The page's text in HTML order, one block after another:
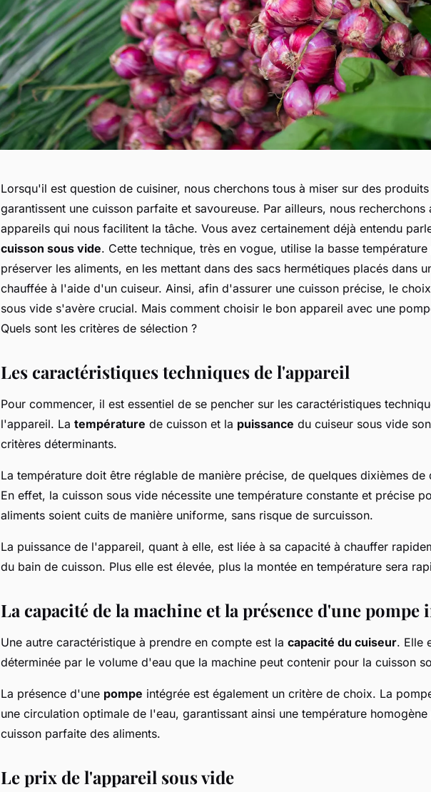
Lorsqu'il est question de cuisiner, nous cherchons tous à miser sur des
garantissent une cuisson parfaite et savoureuse. Par ailleurs, nous recherchons
appareils qui nous facilitent la tâche. Vous avez certainement déjà entendu
cuisson sous vide. Cette technique, très en vogue, utilise la basse
préserver les aliments, en les mettant dans des sacs hermétiques placés dans
chauffée à l'aide d'un cuiseur. Ainsi, afin d'assurer une cuisson précise, le
sous vide s'avère crucial. Mais comment choisir le bon appareil avec une
Quels sont les critères de sélection ?
Les caractéristiques techniques de l'appareil
Pour commencer, il est essentiel de se pencher sur les caractéristiques
l'appareil. La température de cuisson et la puissance du cuiseur sous vide
critères déterminants.
La température doit être réglable de manière précise, de quelques dixièmes de
En effet, la cuisson sous vide nécessite une température constante et précise
aliments soient cuits de manière uniforme, sans risque de surcuisson.
La puissance de l'appareil, quant à elle, est liée à sa capacité à chauffer
du bain de cuisson. Plus elle est élevée, plus la montée en température sera
La capacité de la machine et la présence d'une pompe
Une autre caractéristique à prendre en compte est la capacité du cuiseur. Elle
déterminée par le volume d'eau que la machine peut contenir pour la cuisson
La présence d'une pompe intégrée est également un critère de choix. La
une circulation optimale de l'eau, garantissant ainsi une température
cuisson parfaite des aliments.
Le prix de l'appareil sous vide